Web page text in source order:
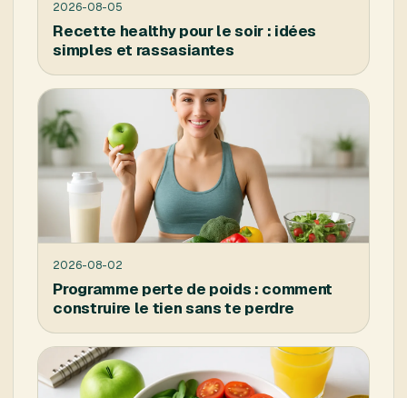
2026-08-05
Recette healthy pour le soir : idées
simples et rassasiantes
2026-08-02
Programme perte de poids : comment
construire le tien sans te perdre